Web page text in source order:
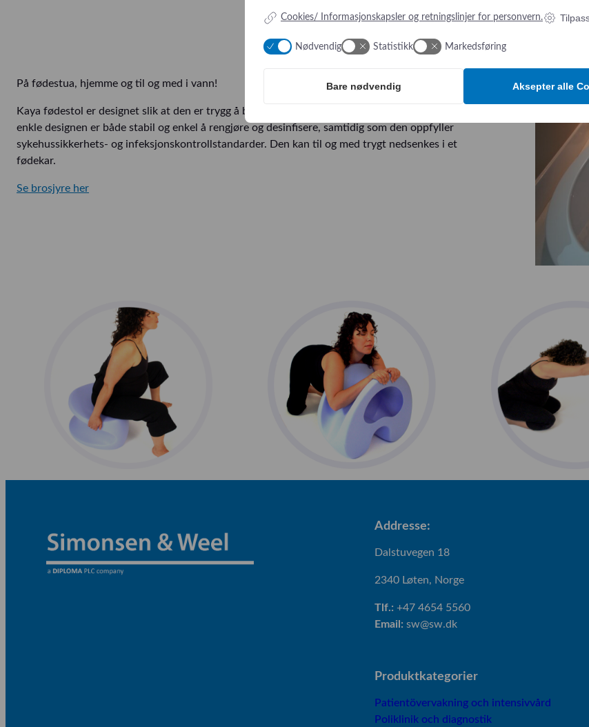
På fødestua, hjemme og til og med i vann!
Kaya fødestol er designet slik at den er trygg å bruke, uansett hvilken stilling du velger. Den
enkle designen er både stabil og enkel å rengjøre og desinfisere, samtidig som den oppfyller
sykehussikkerhets- og infeksjonskontrollstandarder. Den kan til og med trygt nedsenkes i et
fødekar.
Se brosjyre her
Addresse:
Dalstuvegen 18
2340 Løten, Norge
Tlf.: +47 4654 5560
Email: sw@sw.dk
Produktkategorier
Patientövervakning och intensivvård
Poliklinik och diagnostik
Cookies/ Informasjonskapsler og retningslinjer for personvern.
Nødvendig Statistikk Markedsføring
Bare nødvendig Aksepter alle